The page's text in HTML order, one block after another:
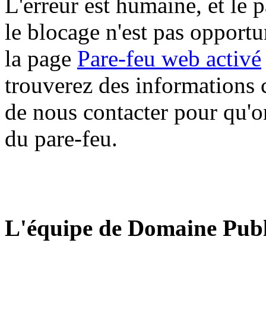
L'erreur est humaine, et le
le blocage n'est pas
la page Pare-feu web activé
trouverez des informations
de nous contacter pour
du pare-feu.
L'équipe de Domaine